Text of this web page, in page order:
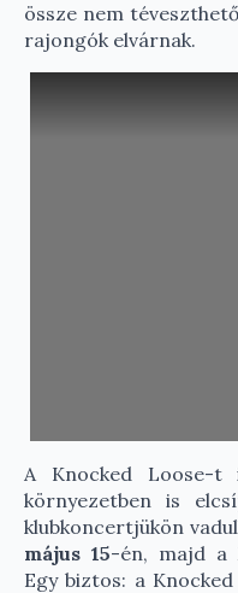
össze nem
rajongók elvárnak.
A Knocked Loose-t
környezetben is
klubkoncertjükön
május 15-én, majd a
Egy biztos: a